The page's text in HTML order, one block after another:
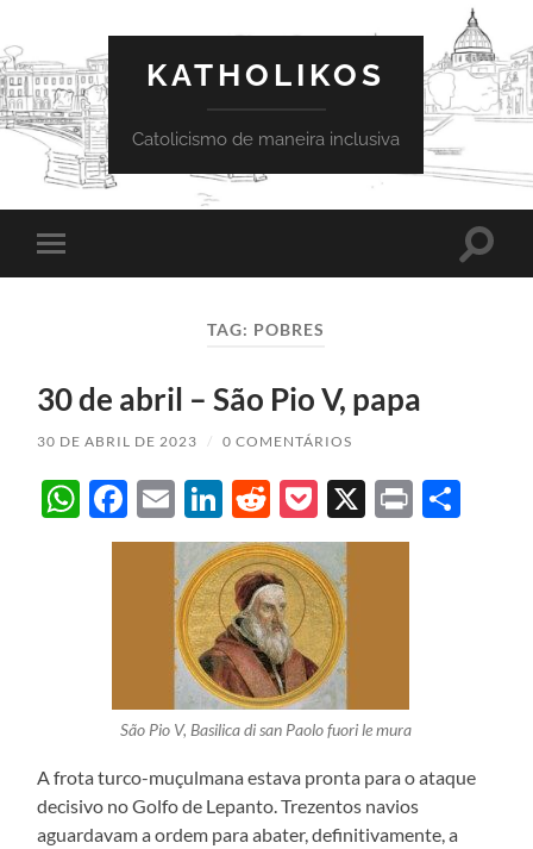
KATHOLIKOS
Catolicismo de maneira inclusiva
Toggle
mobile
Toggle
TAG: POBRES
30 de abril – São Pio V, papa
30 DE ABRIL DE 2023 / 0 COMENTÁRIOS
WhatsApp
Facebook
EmailLinkedIn
Reddit
Pocket
X Print
São Pio V, Basilica di san Paolo fuori le mura
A frota turco-muçulmana estava pronta para o ataque
decisivo no Golfo de Lepanto. Trezentos navios
aguardavam a ordem para abater, definitivamente, a